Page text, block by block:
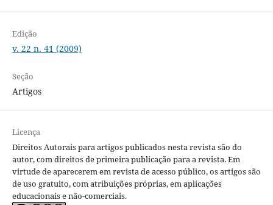
Edição
v. 22 n. 41 (2009)
Seção
Artigos
Licença
Direitos Autorais para artigos publicados nesta revista são do
autor, com direitos de primeira publicação para a revista. Em
virtude de aparecerem em revista de acesso público, os artigos são
de uso gratuito, com atribuições próprias, em aplicações
educacionais e não-comerciais.